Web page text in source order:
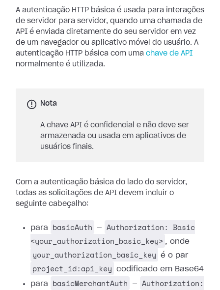
A autenticação HTTP básica é usada para interações
de servidor para servidor, quando uma chamada de
API é enviada diretamente do seu servidor em vez
de um navegador ou aplicativo móvel do usuário. A
autenticação HTTP básica com uma chave de API
normalmente é utilizada.
Nota
A chave API é confidencial e não deve ser
armazenada ou usada em aplicativos de
usuários finais.
Com a autenticação básica do lado do servidor,
todas as solicitações de API devem incluir o
seguinte cabeçalho:
para basicAuth —
Authorization: Basic
<your_authorization_basic_key> , onde
your_authorization_basic_key é o par
project_id:api_key
codificado em Base64
para
basicMerchantAuth —
Authorization: